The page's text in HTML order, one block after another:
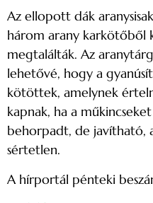
Az ellopott dák
három arany karkötőből
megtalálták. Az
lehetővé, hogy a
kötöttek, amelynek
kapnak, ha a
behorpadt, de javítható,
sértetlen.
A hírportál pénteki